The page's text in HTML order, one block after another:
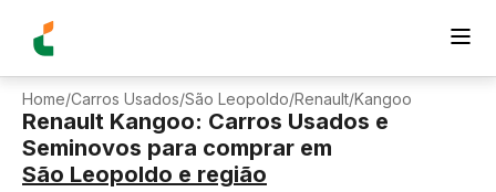
Home/Carros Usados/São Leopoldo/Renault/Kangoo
Renault Kangoo: Carros Usados e
Seminovos para comprar em
São Leopoldo e região